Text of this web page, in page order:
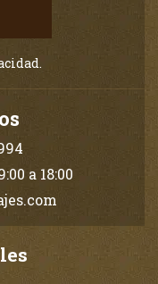
a 18:00